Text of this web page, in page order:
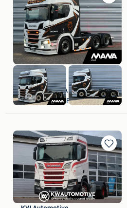
Bewaren
in
Mijn
Favorieten
MANA Bedrijfswagens
ROOSENDAAL
Bewaren
in
Mijn
Favorieten